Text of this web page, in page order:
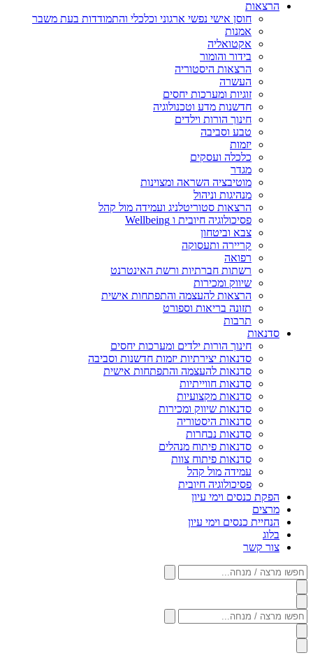
הרצאות
חוסן אישי נפשי ארגוני וכלכלי והתמודדות בעת משבר
אמנות
אקטואליה
בידור והומור
הרצאות היסטוריה
העשרה
זוגיות ומערכות יחסים
חדשנות מדע וטכנולוגיה
חינוך הורות וילדים
טבע וסביבה
יזמות
כלכלה ועסקים
מגדר
מוטיבציה השראה ומצוינות
מנהיגות וניהול
הרצאות סטוריטלניג ועמידה מול קהל
פסיכולוגיה חיובית ו Wellbeing
צבא וביטחון
קריירה ותעסוקה
רפואה
רשתות חברתיות ורשת האינטרנט
שיווק ומכירות
הרצאות להעצמה והתפתחות אישית
תזונה בריאות וספורט
תרבות
סדנאות
חינוך הורות ילדים ומערכות יחסים
סדנאות יצירתיות יזמות חדשנות וסביבה
סדנאות להעצמה והתפתחות אישית
סדנאות חווייתיות
סדנאות מקצועיות
סדנאות שיווק ומכירות
סדנאות היסטוריה
סדנאות נבחרות
סדנאות פיתוח מנהלים
סדנאות פיתוח צוות
עמידה מול קהל
פסיכולוגיה חיובית
הפקת כנסים וימי עיון
מרצים
הנחיית כנסים וימי עיון
בלוג
צור קשר
חפשו
מרצה
/
מנחה...
חפשו
מרצה
/
מנחה...